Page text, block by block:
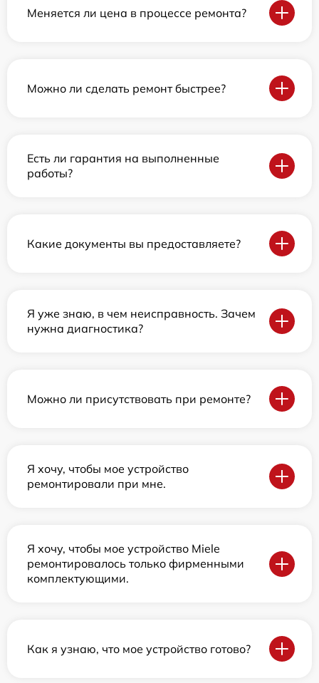
Меняется ли цена в процессе ремонта?
Можно ли сделать ремонт быстрее?
Есть ли гарантия на выполненные
работы?
Какие документы вы предоставляете?
Я уже знаю, в чем неисправность. Зачем
нужна диагностика?
Можно ли присутствовать при ремонте?
Я хочу, чтобы мое устройство
ремонтировали при мне.
Я хочу, чтобы мое устройство Miele
ремонтировалось только фирменными
комплектующими.
Как я узнаю, что мое устройство готово?